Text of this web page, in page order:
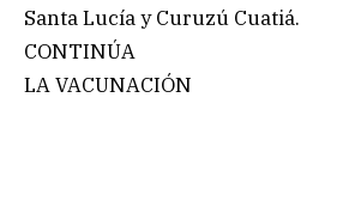
Santa Lucía y Curuzú Cuatiá.
CONTINÚA
LA VACUNACIÓN